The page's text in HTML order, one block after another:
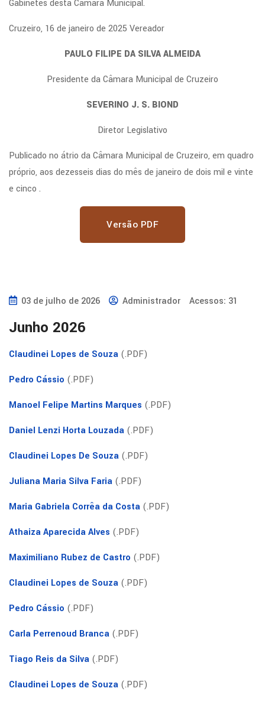
Gabinetes desta Câmara Municipal.
Cruzeiro, 16 de janeiro de 2025 Vereador
PAULO FILIPE DA SILVA ALMEIDA
Presidente da Câmara Municipal de Cruzeiro
SEVERINO J. S. BIOND
Diretor Legislativo
Publicado no átrio da Câmara Municipal de Cruzeiro, em quadro
próprio, aos dezesseis dias do mês de janeiro de dois mil e vinte
e cinco .
Versão PDF
03 de julho de 2026 Administrador Acessos: 31
Junho 2026
Claudinei Lopes de Souza (.PDF)
Pedro Cássio (.PDF)
Manoel Felipe Martins Marques (.PDF)
Daniel Lenzi Horta Louzada (.PDF)
Claudinei Lopes De Souza (.PDF)
Juliana Maria Silva Faria (.PDF)
Maria Gabriela Corrêa da Costa (.PDF)
Athaiza Aparecida Alves (.PDF)
Maximiliano Rubez de Castro (.PDF)
Claudinei Lopes de Souza (.PDF)
Pedro Cássio (.PDF)
Carla Perrenoud Branca (.PDF)
Tiago Reis da Silva (.PDF)
Claudinei Lopes de Souza (.PDF)